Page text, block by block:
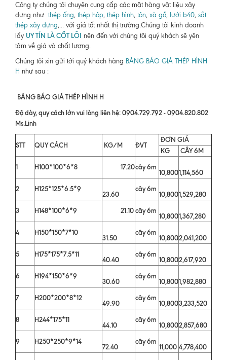
Công ty chúng tôi chuyên cung cấp các mặt hàng vật liệu xây
dựng như thép ống, thép hộp, thép hình, tôn, xà gồ, lưới b40, sắt
thép xây dựng,... với giá tốt nhất thị trường.Chúng tôi kinh doanh
lấy UY TÍN LÀ CỐT LÕI nên đến với chúng tôi quý khách sẽ yên
tâm về giá và chất lượng.
Chúng tôi xin gửi tới quý khách hàng BẢNG BÁO GIÁ THÉP HÌNH
H như sau :
BẢNG BÁO GIÁ THÉP HÌNH H
Độ dày, quy cách lớn vui lòng liên hệ: 0904.729.792 - 0904.820.802
Ms.Linh
STT QUY CÁCH KG/M ĐVT
ĐƠN GIÁ
KG
CÂY 6M
1
H100*100*6*8 17.20cây 6m
10,8001,114,560
2
H125*125*6.5*9
23.60
cây 6m
10,8001,529,280
3
H148*100*6*9 21.10cây 6m
10,8001,367,280
4
H150*150*7*10
31.50
cây 6m
10,8002,041,200
5
H175*175*7.5*11
40.40
cây 6m
10,8002,617,920
6
H194*150*6*9
30.60
cây 6m
10,8001,982,880
7
H200*200*8*12
49.90
cây 6m
10,8003,233,520
8
H244*175*11
44.10
cây 6m
10,8002,857,680
9
H250*250*9*14
72.40
cây 6m
11,000 4,778,400